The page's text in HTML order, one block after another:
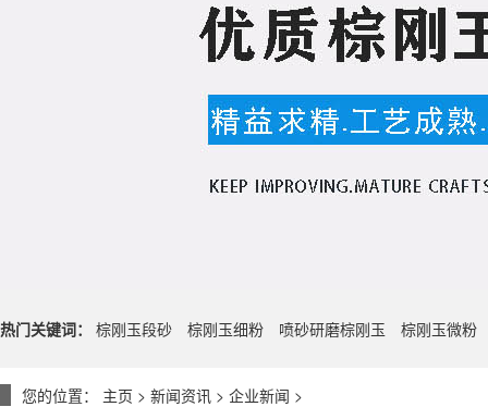
热门关键词： 棕刚玉段砂 棕刚玉细粉 喷砂研磨棕刚玉 棕刚玉微粉
您的位置： 主页 > 新闻资讯 > 企业新闻 >